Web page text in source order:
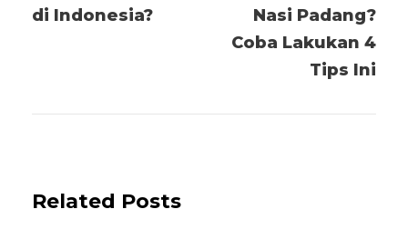
di Indonesia?
Nasi Padang?
Coba Lakukan 4
Tips Ini
Related Posts